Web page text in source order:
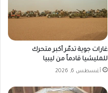
غارات جوية تدمّر أكبر متحرك
للمليشيا قادماً من ليبيا
أغسطس 6, 2026